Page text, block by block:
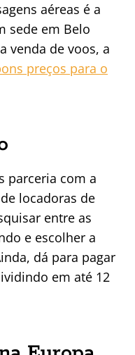
aéreas é a
sede em Belo
venda de voos, a
preços para o
parceria com a
locadoras de
entre as
e escolher a
dá para pagar
em até 12